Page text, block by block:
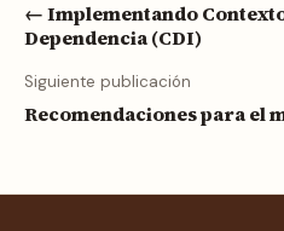
← Implementando
Dependencia (CDI)
Siguiente publicación
Recomendaciones para el